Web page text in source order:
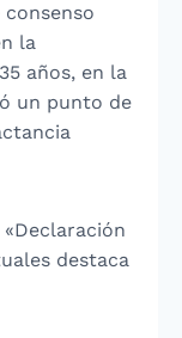
la
años, en la
un punto de
destaca